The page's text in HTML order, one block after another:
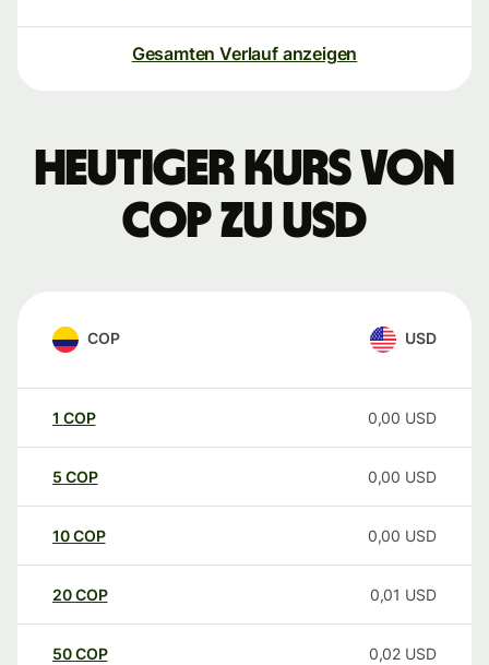
Gesamten Verlauf anzeigen
Heutiger Kurs von
COP zu USD
COP USD
1 COP 0,00 USD
5 COP 0,00 USD
10COP 0,00 USD
20COP 0,01 USD
50COP 0,02 USD